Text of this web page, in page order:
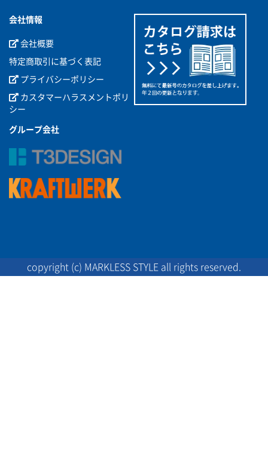
会社情報
会社概要
特定商取引に基づく表記
プライバシーポリシー
カスタマーハラスメントポリ
シー
グループ会社
copyright (c) MARKLESS STYLE all rights reserved.